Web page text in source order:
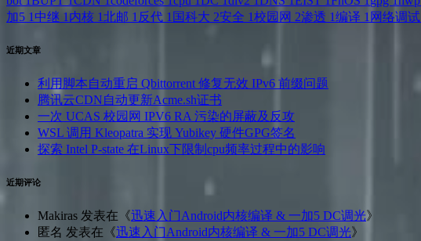
加5 1 中继 1 内核 1北邮 1 反代 1 国科大 2安全 1校园网 2渗透 1编译 1 网络调试
近期文章
利用脚本自动重启 Qbittorrent 修复无效 IPv6 前缀问题
腾讯云CDN自动更新Acme.sh证书
一次 UCAS 校园网 IPV6 RA 污染的屏蔽及反攻
WSL 调用 Kleopatra 实现 Yubikey 硬件GPG签名
探索 Intel P-state 在Linux下限制cpu频率过程中的影响
近期评论
Makiras 发表在《迅速入门Android内核编译 & 一加5 DC调光》
匿名 发表在《迅速入门Android内核编译 & 一加5 DC调光》